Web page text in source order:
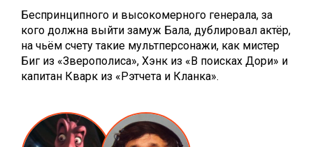
Беспринципного и высокомерного генерала, за
кого должна выйти замуж Бала, дублировал актёр,
на чьём счету такие мультперсонажи, как мистер
Биг из «Зверополиса», Хэнк из «В поисках Дори» и
капитан Кварк из «Рэтчета и Кланка».